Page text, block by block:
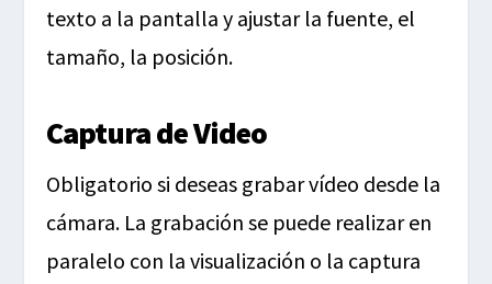
texto a la pantalla y ajustar la fuente, el
tamaño, la posición.
Captura de Video
Obligatorio si deseas grabar vídeo desde la
cámara. La grabación se puede realizar en
paralelo con la visualización o la captura